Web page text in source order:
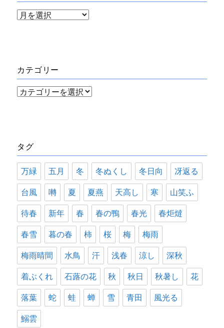
ア
ブ
カテゴリー
カ
ー
タグ
万緑 五月 冬 冬ぬくし 冬日向 冴返る
台風 囀 夏 夏燕 天高し 寒 山笑ふ
待春 新年 春 春の鴨 春光 春炬燵
春雪 暮の春 柿 桜 梅 梅雨
梅雨晴間 水鳥 汗 浅春 涼し 深秋
着ぶくれ 石蕗の花 秋 秋日 秋暑し 花
落葉 蛇 蛙 蝉 雪 青田 風光る
鰯雲